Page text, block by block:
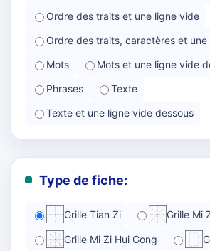
Ordre des traits et une ligne vide
Ordre des traits, caractères et
Mots
Mots et une ligne vide
Phrases
Texte
Texte et une ligne vide dessous
Type de fiche:
Grille Tian Zi Grille Mi
Grille Mi Zi Hui Gong